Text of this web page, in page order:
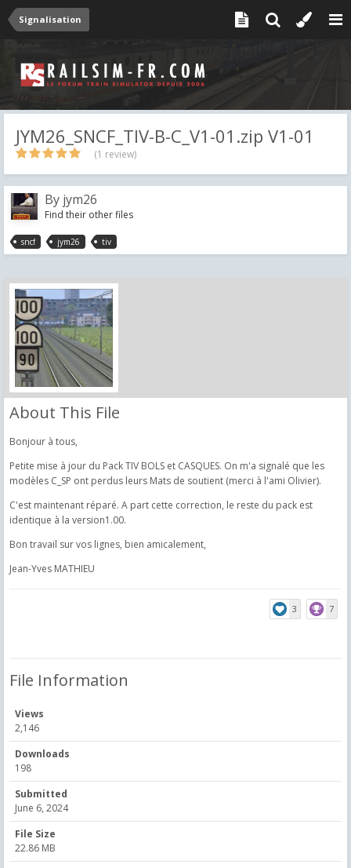
Signalisation
JYM26_SNCF_TIV-B-C_V1-01.zip V1-01
(1 review)
By jym26
Find their other files
sncf jym26 tiv
About This File
Bonjour à tous,
Petite mise à jour du Pack TIV BOLS et CASQUES. On m'a signalé que les
modèles C_SP ont perdus leurs Mats de soutient (merci à l'ami Olivier).
C'est maintenant réparé. A part cette correction, le reste du pack est
identique à la version1.00.
Bon travail sur vos lignes, bien amicalement,
Jean-Yves MATHIEU
3 7
File Information
Views
2,146
Downloads
198
Submitted
June 6, 2024
File Size
22.86 MB